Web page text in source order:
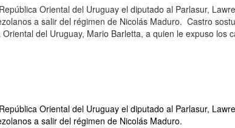
Oriental del Uruguay el diputado al Parlasur,
a salir del régimen de Nicolás Maduro. Castro
Oriental del Uruguay, Mario Barletta, a quien le expuso
Oriental del Uruguay el diputado al Parlasur,
a salir del régimen de Nicolás Maduro.